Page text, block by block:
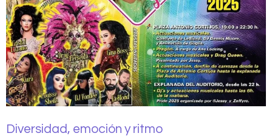
Diversidad, emoción y ritmo